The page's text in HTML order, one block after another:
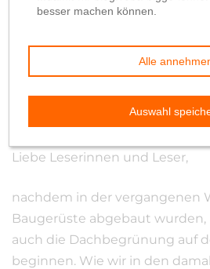
Liebe Leserinnen und Leser,
nachdem in der vergangenen
Baugerüste abgebaut
auch die Dachbegrünung auf
beginnen. Wie wir in den